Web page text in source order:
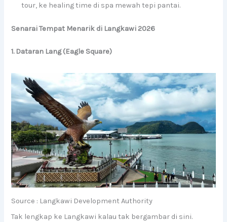
tour, ke healing time di spa mewah tepi pantai.
Senarai Tempat Menarik di Langkawi 2026
1. Dataran Lang (Eagle Square)
Source : Langkawi Development Authority
Tak lengkap ke Langkawi kalau tak bergambar di sini.